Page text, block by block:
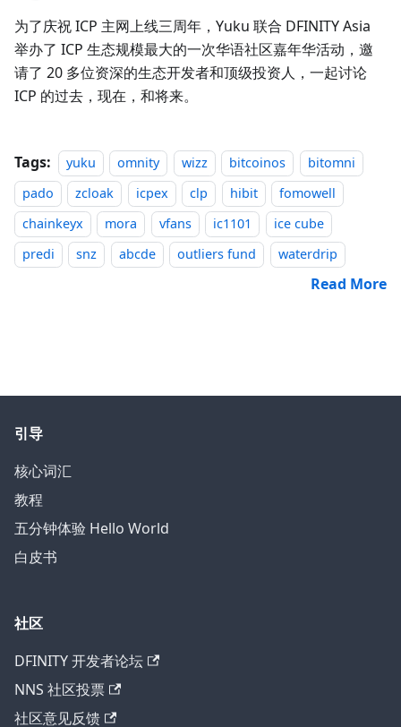
为了庆祝 ICP 主网上线三周年，Yuku 联合 DFINITY Asia
举办了 ICP 生态规模最大的一次华语社区嘉年华活动，邀
请了 20 多位资深的生态开发者和顶级投资人，一起讨论
ICP 的过去，现在，和将来。
Tags: yuku omnity wizz bitcoinos
bitomni
pado
zcloak icpex clp hibit
fomowell
chainkeyx
mora vfans ic1101
ice cube
predi
snz abcde outliers fund waterdrip
Read More
引导
核心词汇
教程
五分钟体验 Hello World
白皮书
社区
DFINITY 开发者论坛
NNS 社区投票
社区意见反馈